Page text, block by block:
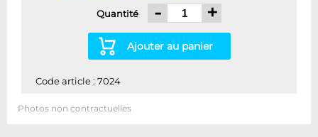
Quantité - +
Ajouter au panier
Code article : 7024
Photos non contractuelles